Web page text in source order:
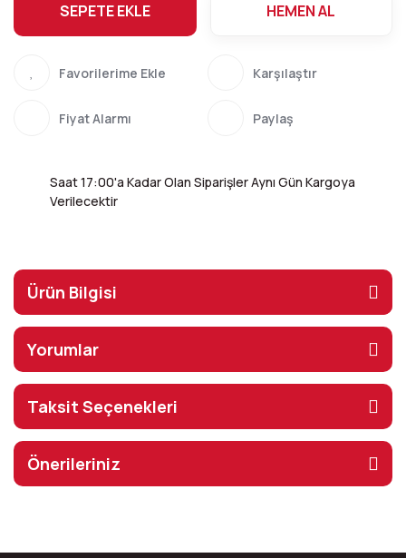
SEPETE EKLE HEMEN AL
Karşılaştır
Fiyat Alarmı Paylaş
Saat 17:00'a Kadar Olan Siparişler Aynı Gün Kargoya
Verilecektir
Ürün Bilgisi
Yorumlar
Taksit Seçenekleri
Önerileriniz